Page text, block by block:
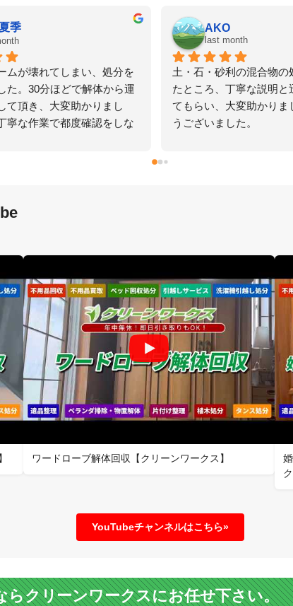
土嚢袋に入れて10
が、処分に困って
ークスさんに電話
れて、同じく処分
おすみ
last month
当日に引き取り依頼のお電話をし
かかわらず、とても丁寧に対応し
だきました。また、事前にお伝え
た品物に加えて追加で引き取りを
かりました。終始親切で安心して
ワードローブ解体回収【クリーンワークス】
YouTubeチャンネルはこちら»
らクリーンワークスにお任せ下さい。